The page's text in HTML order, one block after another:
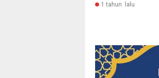
1 tahun lalu